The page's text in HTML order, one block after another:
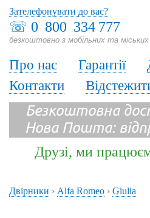
☏ 0 800 334 777
безкоштовно з мобільних та міських
Зателефонувати до вас?
Про нас Гарантії
Контакти
Безкоштовна
Нова Пошта:
Друзі, ми
Двірники › Alfa Romeo › Giulia